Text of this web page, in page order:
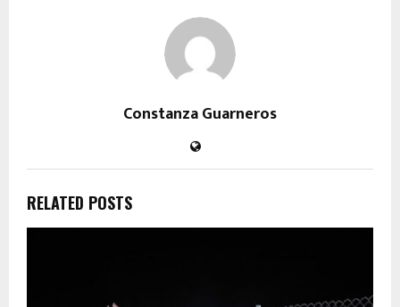
Constanza Guarneros
RELATED POSTS